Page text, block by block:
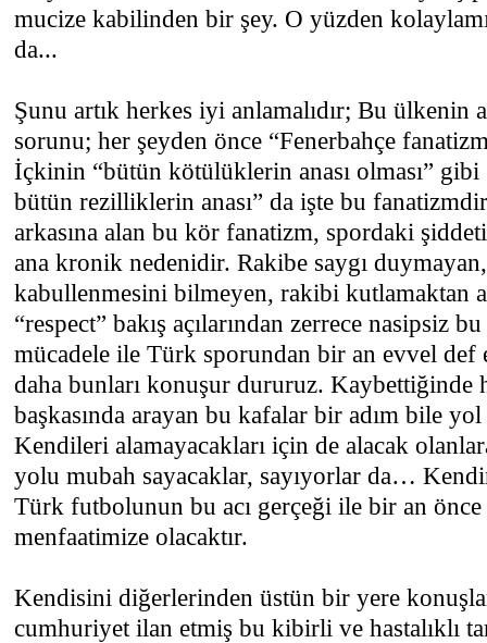
mucize kabilinden bir şey. O yüzden
da...
Şunu artık herkes iyi anlamalıdır; Bu ülkenin
sorunu; her şeyden önce “Fenerbahçe
İçkinin “bütün kötülüklerin anası olması”
bütün rezilliklerin anası” da işte bu
arkasına alan bu kör fanatizm, spordaki
ana kronik nedenidir. Rakibe saygı
kabullenmesini bilmeyen, rakibi kutlamaktan
“respect” bakış açılarından zerrece nasipsiz
mücadele ile Türk sporundan bir an evvel def
daha bunları konuşur dururuz. Kaybettiğinde
başkasında arayan bu kafalar bir adım bile
Kendileri alamayacakları için de alacak
yolu mubah sayacaklar, sayıyorlar da…
Türk futbolunun bu acı gerçeği ile bir an
menfaatimize olacaktır.
Kendisini diğerlerinden üstün bir yere
cumhuriyet ilan etmiş bu kibirli ve hastalıklı